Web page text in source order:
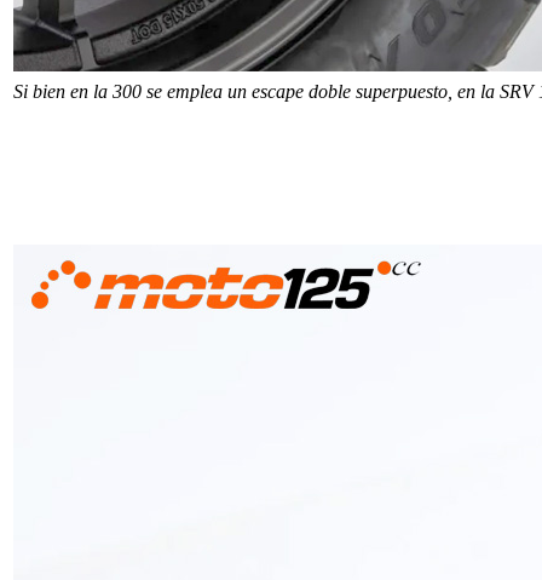
Si bien en la 300 se emplea un escape doble superpuesto, en la